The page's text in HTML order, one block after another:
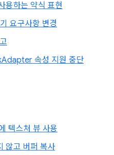
용하는 약식 표현
요구사항 변경
속성 지원 중단
텍스처 뷰 사용
않고 버퍼 복사